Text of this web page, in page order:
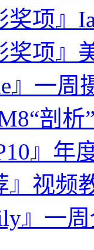
奖项』
奖项』
』一周
剖析
』
』视
』一